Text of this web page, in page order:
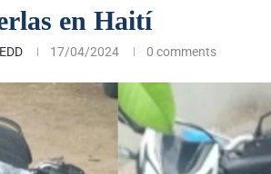
en Haití
17/04/2024 0 comments